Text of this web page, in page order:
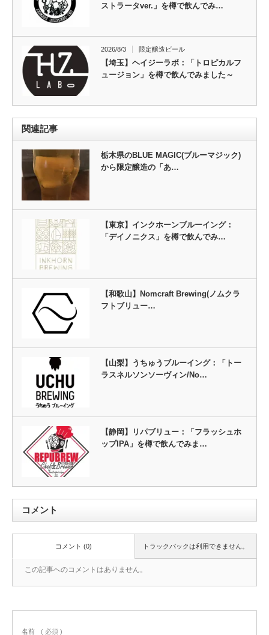
ストラータver.」を樽で飲んでみ…
2026/8/3 限定醸造ビール
【埼玉】ヘイジーラボ：「トロピカルフ
ュージョン」を樽で飲んでみました～
関連記事
栃木県のBLUE MAGIC(ブルーマジック)
から限定醸造の「あ…
【東京】インクホーンブルーイング：
「デイノニクス」を樽で飲んでみ…
【和歌山】Nomcraft Brewing(ノムクラ
フトブリュー…
【山梨】うちゅうブルーイング：「トー
ラスネルソンソーヴィン/No…
【静岡】リパブリュー：「フラッシュホ
ップIPA」を樽で飲んでみま…
コメント
トラックバックは利用できません。
コメント (0)
この記事へのコメントはありません。
名前 ( 必須 )